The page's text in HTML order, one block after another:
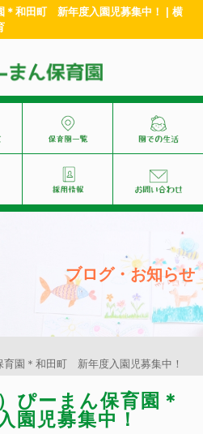
＊和田町 新年度入園児募集中！ | 横
ブログ・お知らせ
育園＊和田町 新年度入園児募集中！
ぴーまん保育園＊
児募集中！